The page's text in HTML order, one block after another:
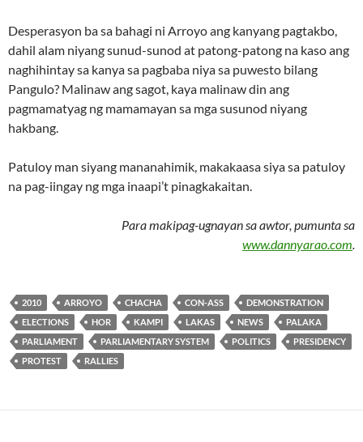
Desperasyon ba sa bahagi ni Arroyo ang kanyang pagtakbo,
dahil alam niyang sunud-sunod at patong-patong na kaso ang
naghihintay sa kanya sa pagbaba niya sa puwesto bilang
Pangulo? Malinaw ang sagot, kaya malinaw din ang
pagmamatyag ng mamamayan sa mga susunod niyang
hakbang.
Patuloy man siyang mananahimik, makakaasa siya sa patuloy
na pag-iingay ng mga inaapi’t pinagkakaitan.
Para makipag-ugnayan sa awtor, pumunta sa
www.dannyarao.com.
2010 ARROYO CHACHA CON-ASS
DEMONSTRATION
ELECTIONS
HOR KAMPI LAKAS NEWS
PALAKA
PARLIAMENT
PARLIAMENTARY SYSTEM POLITICS
PRESIDENCY
PROTEST
RALLIES